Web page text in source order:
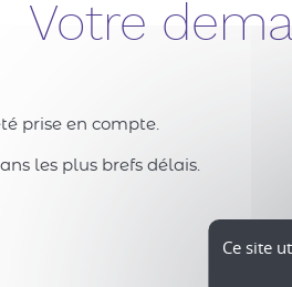
Votre
prise en compte.
les plus brefs délais.
Ce site